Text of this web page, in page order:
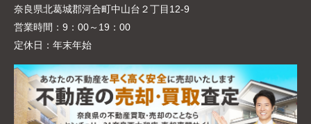
奈良県北葛城郡河合町中山台２丁目12-9
営業時間： 9：00～19：00
定休日： 年末年始